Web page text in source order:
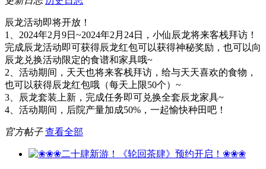
辰龙活动即将开放！
1、2024年2月9日~2024年2月24日，小仙辰龙将来客栈拜访！
完成辰龙活动即可获得辰龙红包可以获得神秘奖励，也可以向
辰龙兑换活动限定的食谱和家具哦~
2、活动期间，天天也将来客栈拜访，给与天天喜欢的食物，
也可以获得辰龙红包哦（每天上限50个）~
3、辰龙套装上新，完成任务即可兑换全套辰龙家具~
4、活动期间，后院产量加成50%，一起愉快种田吧！
官方帖子 查看全部